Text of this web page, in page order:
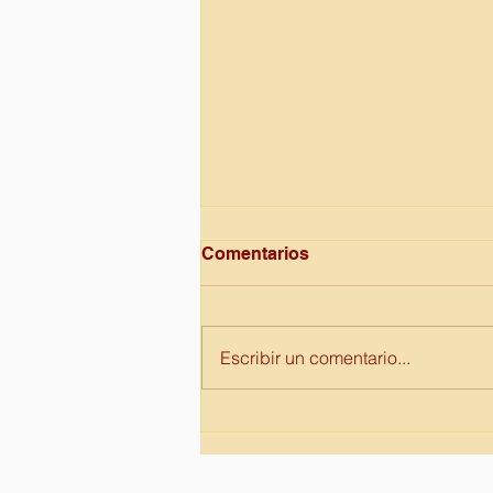
Comentarios
Escribir un comentario...